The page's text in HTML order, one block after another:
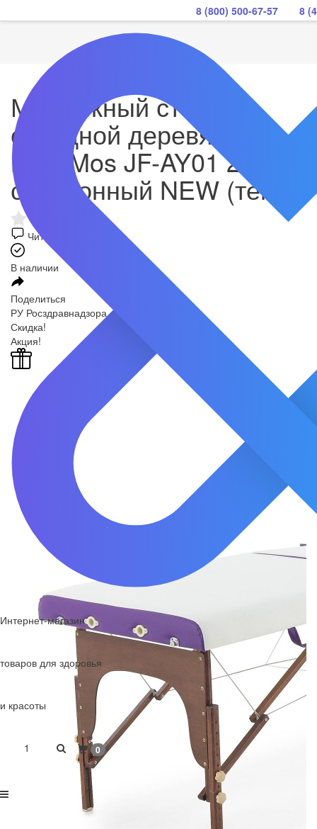
8 (800) 500-67-57 8
Интернет-магазин
товаров для здоровья
и красоты
1 0
Массажный стол
складной деревянный
Med-Mos JF-AY01 2-х
секционный NEW (темн)
Читать отзывы
В наличии
Поделиться
РУ Росздравнадзора
Скидка!
Акция!